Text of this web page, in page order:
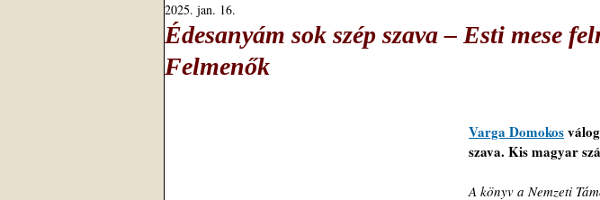
Édesanyám sok szép szava ‒ Esti mese
Felmenők
2025. jan. 16.
Varga Domokos
szava. Kis magyar
A könyv a Nemzeti